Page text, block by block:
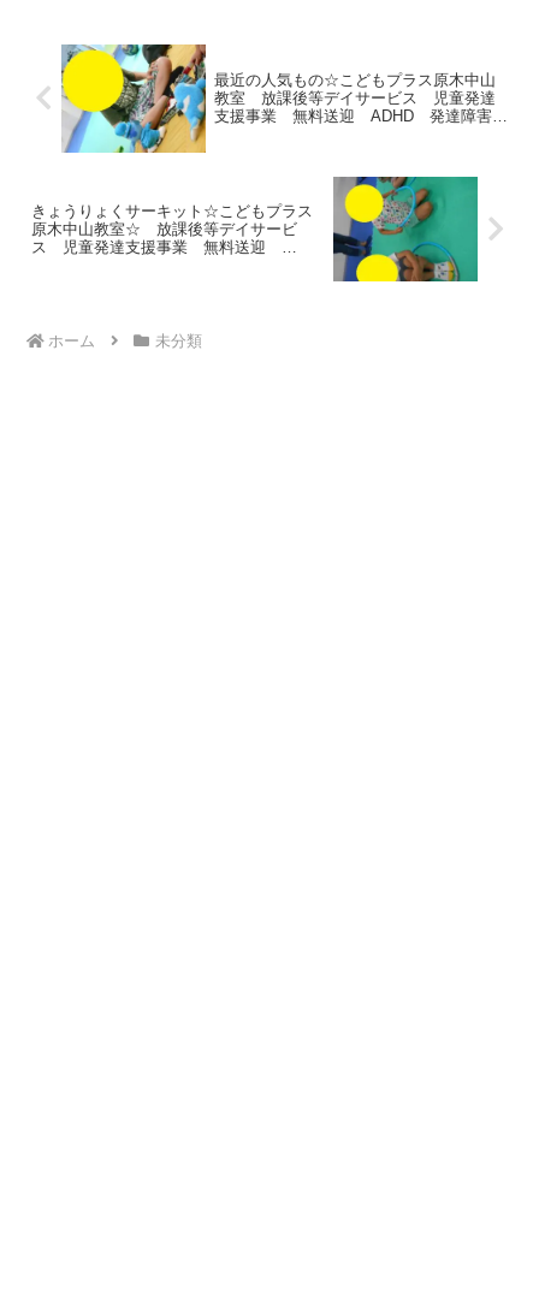
最近の人気もの☆こどもプラス原木中山
教室 放課後等デイサービス 児童発達
支援事業 無料送迎 ADHD 発達障害
きょうりょくサーキット☆こどもプラス
原木中山教室☆ 放課後等デイサービ
ス 児童発達支援事業 無料送迎
ホーム 未分類